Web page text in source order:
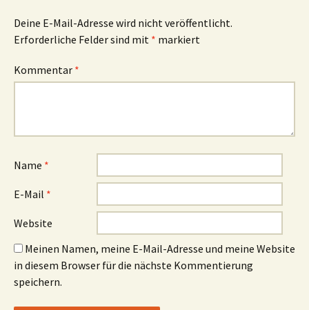
Deine E-Mail-Adresse wird nicht veröffentlicht.
Erforderliche Felder sind mit * markiert
Kommentar *
Name *
E-Mail *
Website
Meinen Namen, meine E-Mail-Adresse und meine Website
in diesem Browser für die nächste Kommentierung
speichern.